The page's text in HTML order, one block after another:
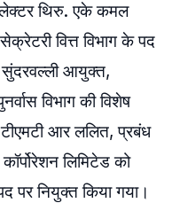
थिरु. एके कमल
वित्त विभाग के पद
सुंदरवल्ली आयुक्त,
विभाग की विशेष
टीएमटी आर ललित, प्रबंध
लिमिटेड को
पर नियुक्त किया गया।